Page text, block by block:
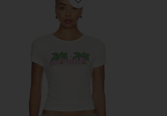
Favorite ФУТБОЛКА